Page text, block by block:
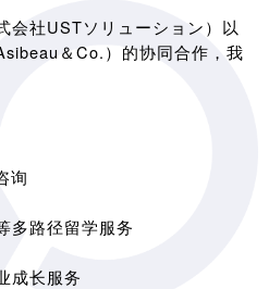
会社USTソリューション）以
＆Co.）的协同合作，我
询
多路径留学服务
成长服务